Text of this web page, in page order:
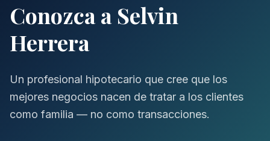
Conozca a Selvin
Herrera
Un profesional hipotecario que cree que los
mejores negocios nacen de tratar a los clientes
como familia — no como transacciones.